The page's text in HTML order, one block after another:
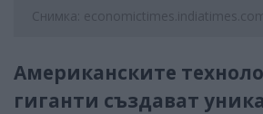
Снимка:
Американските
гиганти създават